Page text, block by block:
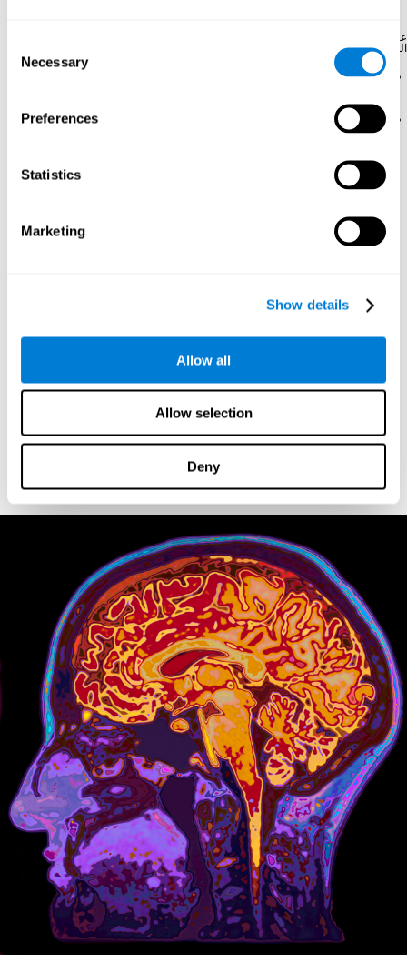
Selection
Necessary
Preferences
Statistics
Marketing
Show details
Allow all
Allow selection
Deny
عادةً نسمع المادّة الرمادية والمادة البيضاء للدماغ، التي تشير إلى جزئين مختلفين من الخلايا
العصبية:
المادة الرمادية
المادة البيضاء
هي المنطقة التي تسو فيها محاور الخلايا العصبية.
سبب لونها هو المايلين.
الخلّايا الموثّقيّة العصبيّة:
هي نوع الخلّية الأكثر غزارة في الجهاز العصبيّ
المركزيّ. إنها قادرة على القسم في الدماغ البالغ (التكوّن العصبيّ) وحضورها لازم
سير التجدّد والالتئام العصبيّ وفي سير التحصين ومحافظة المانع الدمويّ-الدماغيّ
إلخ. توجد أنواع مختلفة للخلّايا الموثّقة العصبيّة، منها الخلّايا النجميّة، اللخلايا الدبقية
ذات النوع قليلة التغصنات والخلّية الموثّقة العصبيّة المصغّرة. في الجهاز العصبيّ
ومستجيبة) بوسطة الدافع الكهربائي-الكيميائيّ. يحدث هذا نقل المعلومات خلال
المسؤولة عن تنشيط فعل الخلّية الأخرى أو منعها بخلال التفريغ الكيميائيّ أو
للاتّصال الخلويّ التي يتّصل بفضلها الخلّية بالزوائد الشجريّة والجسم ومحور عصبيّ
تحدث مئات الاتصالات التي تسمح لنا الإدراك، الفهم والاستجابة للعالم على نحو
السويسريّة. وبالرغم عن هذه السرعة، تقوم الخلايا العصبية بهذه المعالجات بدقّة